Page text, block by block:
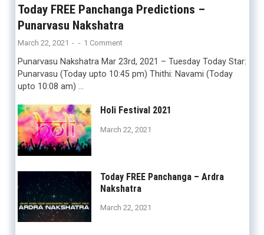
Today FREE Panchanga Predictions –
Punarvasu Nakshatra
March 22, 2021 - - 1 Comment
Punarvasu Nakshatra Mar 23rd, 2021 – Tuesday Today Star:
Punarvasu (Today upto 10:45 pm) Thithi: Navami (Today
upto 10:08 am) …
Holi Festival 2021
March 22, 2021
Today FREE Panchanga – Ardra
Nakshatra
March 22, 2021